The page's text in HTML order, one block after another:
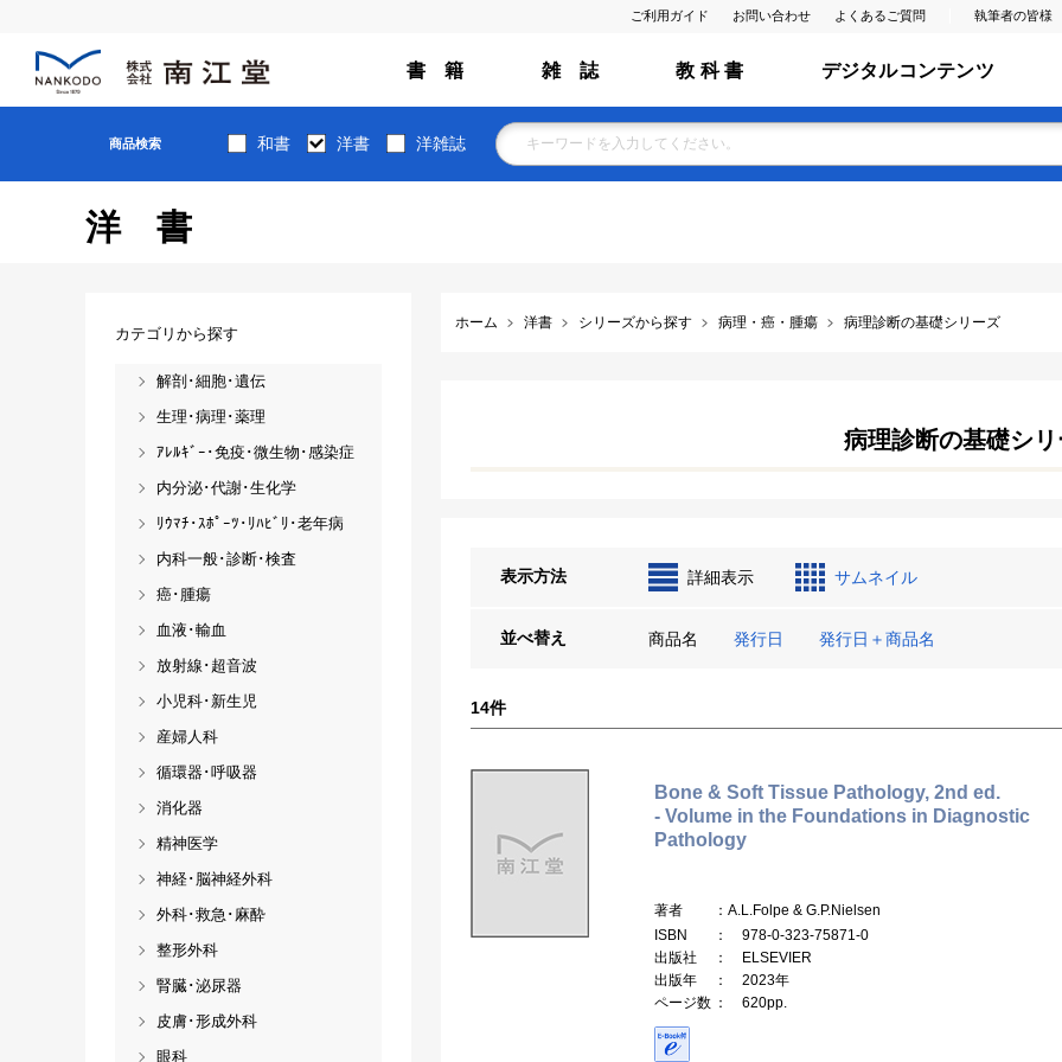
ご利用ガイド お問い合わせ よくあるご質問 執筆者の皆様
書 籍 雑 誌 教 科 書 デジタルコンテンツ
商品検索 和書 洋書 洋雑誌
洋書
ホーム 洋書 シリーズから探す 病理・癌・腫瘍 病理診断の基礎シリーズ
病理診断の基礎シ
表示方法 詳細表示 サムネイル
並べ替え 商品名 発行日 発行日＋商品名
14件
Bone & Soft Tissue Pathology, 2nd ed.
- Volume in the Foundations in Diagnostic
Pathology
著者
：A.L.Folpe & G.P.Nielsen
ISBN
： 978-0-323-75871-0
出版社
： ELSEVIER
出版年
： 2023年
ページ数 ： 620pp.
カテゴリから探す
解剖･細胞･遺伝
生理･病理･薬理
ｱﾚﾙｷﾞｰ･免疫･微生物･感染症
内分泌･代謝･生化学
ﾘｳﾏﾁ･ｽﾎﾟｰﾂ･ﾘﾊﾋﾞﾘ･老年病
内科一般･診断･検査
癌･腫瘍
血液･輸血
放射線･超音波
小児科･新生児
産婦人科
循環器･呼吸器
消化器
精神医学
神経･脳神経外科
外科･救急･麻酔
整形外科
腎臓･泌尿器
皮膚･形成外科
眼科